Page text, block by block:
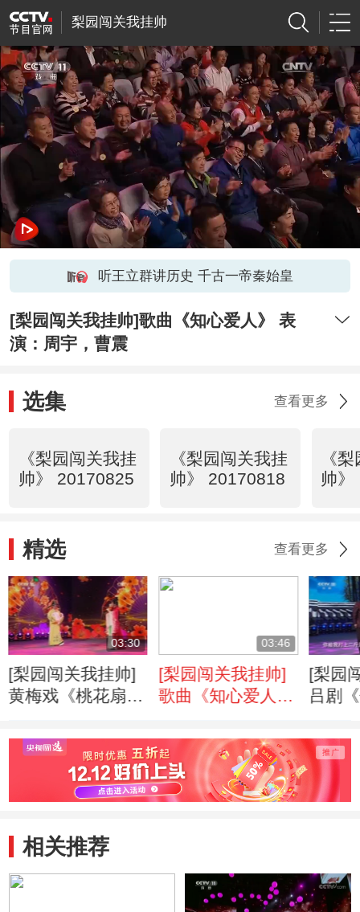
梨园闯关我挂帅
听王立群讲历史 千古一帝秦始皇
[梨园闯关我挂帅]歌曲《知心爱人》 表
演：周宇，曹震
选集 查看更多
《梨园闯关我挂
帅》 20170825
《梨园闯关我挂
帅》 20170818
《
帅》
精选 查看更多
03:30
[梨园闯关我挂帅]
黄梅戏《桃花扇》
宇，曹震
03:46
[梨园闯关我挂帅]
歌曲《知心爱人》
[梨园
吕剧
相关推荐